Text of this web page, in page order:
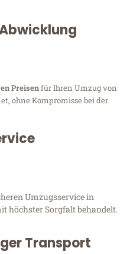
Preisenfür Ihren Umzug von
ohne Kompromisse bei der
Umzugsservice in
höchster Sorgfalt behandelt.
Transport